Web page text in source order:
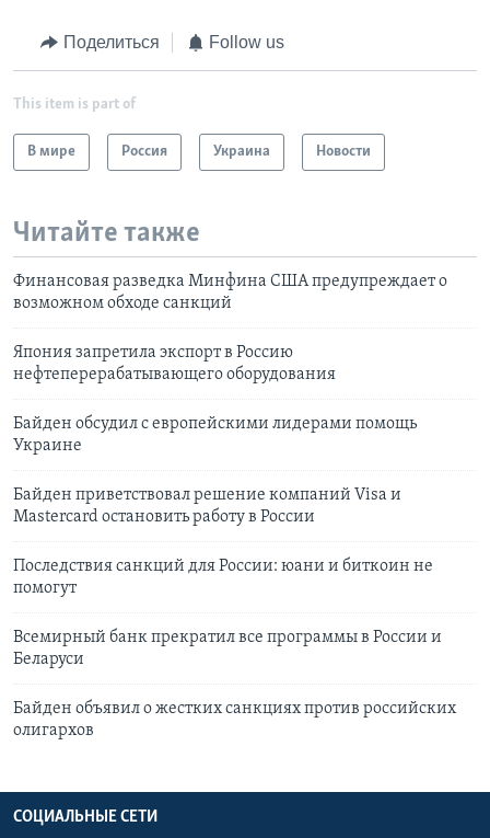
Поделиться Follow us
This item is part of
В мире Россия Украина Новости
Читайте также
Финансовая разведка Минфина США предупреждает о
возможном обходе санкций
Япония запретила экспорт в Россию
нефтеперерабатывающего оборудования
Байден обсудил с европейскими лидерами помощь
Украине
Байден приветствовал решение компаний Visa и
Mastercard остановить работу в России
Последствия санкций для России: юани и биткоин не
помогут
Всемирный банк прекратил все программы в России и
Беларуси
Байден объявил о жестких санкциях против российских
олигархов
СОЦИАЛЬНЫЕ СЕТИ